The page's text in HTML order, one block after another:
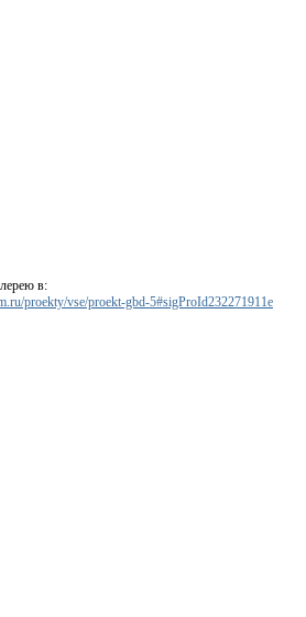
в:
proekty/vse/proekt-gbd-5#sigProId232271911e